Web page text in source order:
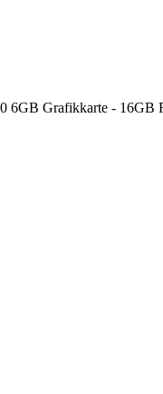
6GB Grafikkarte -